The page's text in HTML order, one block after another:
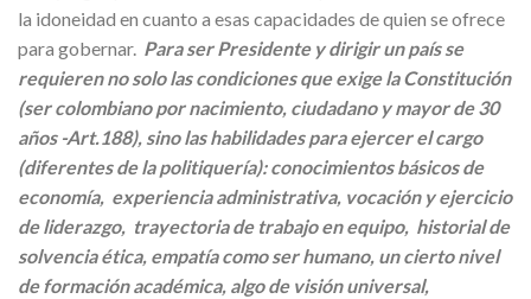
la idoneidad en cuanto a esas capacidades de quien se ofrece
para gobernar. Para ser Presidente y dirigir un país se
requieren no solo las condiciones que exige la Constitución
(ser colombiano por nacimiento, ciudadano y mayor de 30
años -Art.188), sino las habilidades para ejercer el cargo
(diferentes de la politiquería): conocimientos básicos de
economía, experiencia administrativa, vocación y ejercicio
de liderazgo, trayectoria de trabajo en equipo, historial de
solvencia ética, empatía como ser humano, un cierto nivel
de formación académica, algo de visión universal,